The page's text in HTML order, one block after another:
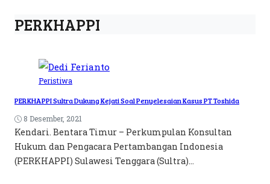
PERKHAPPI
Peristiwa
PERKHAPPI Sultra Dukung Kejati Soal Penyelesaian Kasus PT Toshida
8 Desember, 2021
Kendari. Bentara Timur – Perkumpulan Konsultan
Hukum dan Pengacara Pertambangan Indonesia
(PERKHAPPI) Sulawesi Tenggara (Sultra)...